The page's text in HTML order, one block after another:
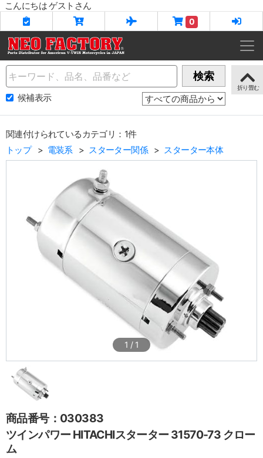
こんにちは ゲストさん
0
Name 検索
候補表示
関連付けられているカテゴリ：1件
トップ
電装系 スターター関係 スターター本体
1 / 1
商品番号：030383
ツインパワー HITACHIスターター 31570-73 クロー
ム